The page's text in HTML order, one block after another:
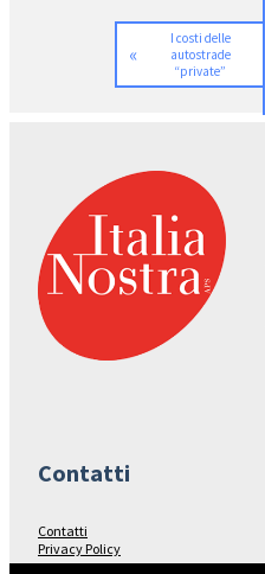
«
I costi delle
autostrade
“private”
Contatti
Contatti
Privacy Policy